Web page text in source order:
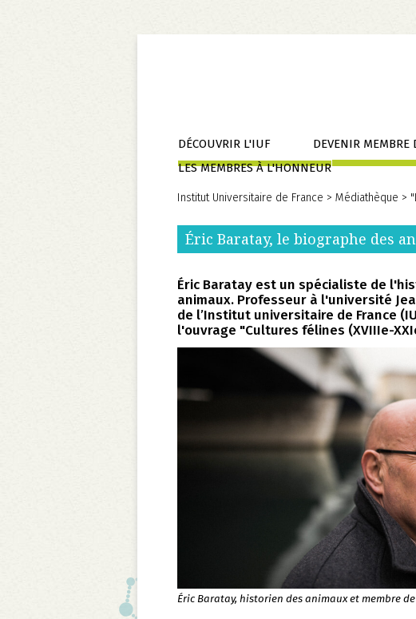
Aller
au
contenu
DÉCOUVRIR L'IUF DEVENIR MEMBRE
LES MEMBRES À L'HONNEUR
Institut Universitaire de France > Médiathèque >
Éric Baratay, le biographe des
Éric Baratay est un spécialiste de
animaux. Professeur à l'université
de l’Institut universitaire de France
l'ouvrage "Cultures félines (XVIIIe-
Éric Baratay, historien des animaux et membre